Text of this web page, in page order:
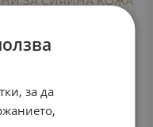
лв.
за да